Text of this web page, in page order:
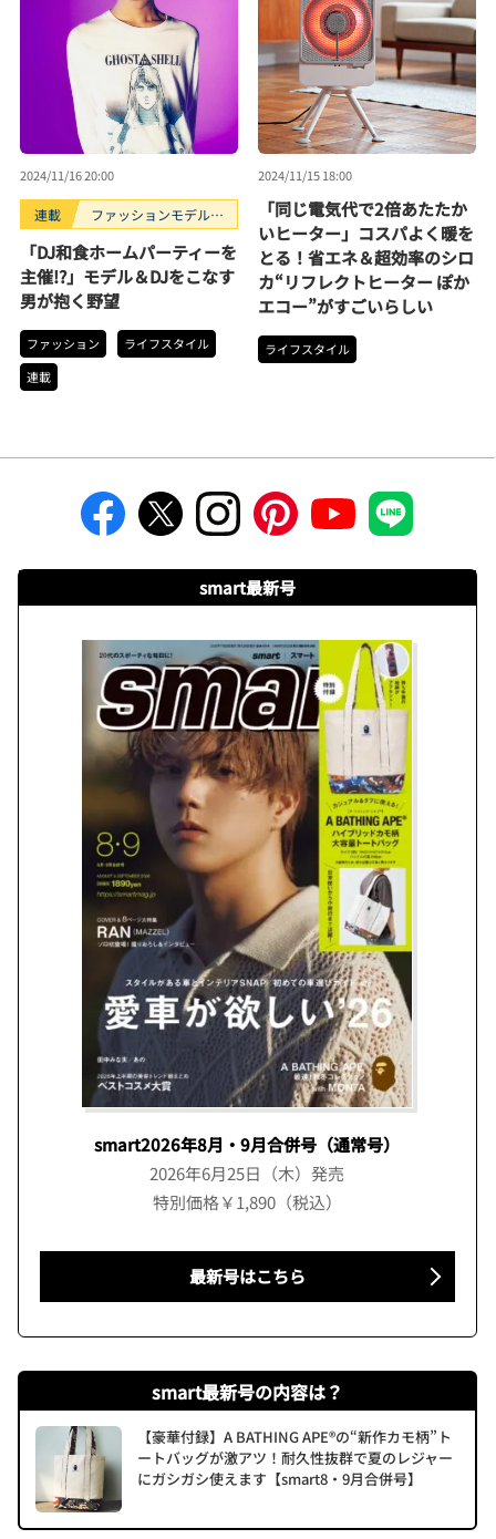
2024/11/16 20:00
連載
ファッションモデルの
「DJ和食ホームパーティーを
主催!?」モデル＆DJをこなす
男が抱く野望
ファッション
ライフスタイル
連載
2024/11/15 18:00
「同じ電気代で2倍あたたか
いヒーター」コスパよく暖を
とる！省エネ＆超効率のシロ
カ“リフレクトヒーター ぽか
エコー”がすごいらしい
ライフスタイル
smart最新号
smart2026年8月・9月合併号（通常号）
2026年6月25日（木）発売
特別価格￥1,890（税込）
最新号はこちら
smart最新号の内容は？
【豪華付録】A BATHING APE®の“新作カモ柄”ト
ートバッグが激アツ！耐久性抜群で夏のレジャー
にガシガシ使えます【smart8・9月合併号】